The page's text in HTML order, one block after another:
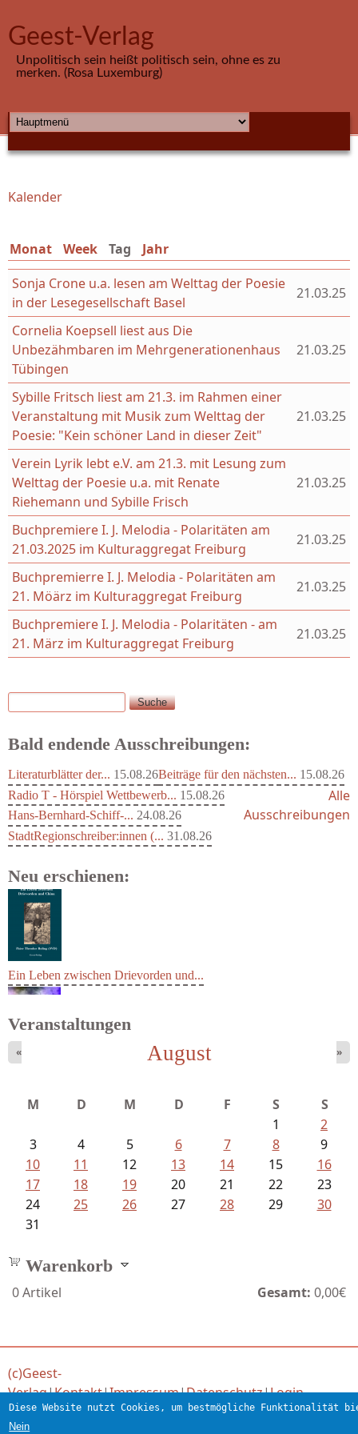
Geest-Verlag
Unpolitisch sein heißt politisch sein, ohne es zu
merken. (Rosa Luxemburg)
HAUPTMENÜ
Sie sind hier
Kalender
Monat Week Tag (aktiver Reiter)
Jahr
Sonja Crone u.a. lesen am Welttag der Poesie
in der Lesegesellschaft Basel
21.03.25
Cornelia Koepsell liest aus Die
Unbezähmbaren im Mehrgenerationenhaus
Tübingen
21.03.25
Sybille Fritsch liest am 21.3. im Rahmen einer
Veranstaltung mit Musik zum Welttag der
Poesie: "Kein schöner Land in dieser Zeit"
21.03.25
Verein Lyrik lebt e.V. am 21.3. mit Lesung zum
Welttag der Poesie u.a. mit Renate
Riehemann und Sybille Frisch
21.03.25
Buchpremiere I. J. Melodia - Polaritäten am
21.03.2025 im Kulturaggregat Freiburg
21.03.25
Buchpremierre I. J. Melodia - Polaritäten am
21. Möärz im Kulturaggregat Freiburg
21.03.25
Buchpremiere I. J. Melodia - Polaritäten - am
21. März im Kulturaggregat Freiburg
21.03.25
Suchformular
Suche
Bald endende Ausschreibungen:
Literaturblätter der... 15.08.26Beiträge für den nächsten... 15.08.26
Radio T - Hörspiel Wettbewerb... 15.08.26
Hans-Bernhard-Schiff-... 24.08.26
StadtRegionschreiber:innen (... 31.08.26
Alle
Ausschreibungen
Neu erschienen:
Ein Leben zwischen Drievorden und...
Veranstaltungen
August
« »
M D M D F S
S
1
2
3
4 5 6 7 8
9
10
11 12 13 14 15
16
17
18 19 20 21 22
23
24
25 26 27 28 29
30
31
Warenkorb
0Artikel Gesamt: 0,00€
(c)Geest-
Verlag|Kontakt|Impressum|Datenschutz|Login
Diese Website nutzt Cookies, um bestmögliche Funktionalität
Nein